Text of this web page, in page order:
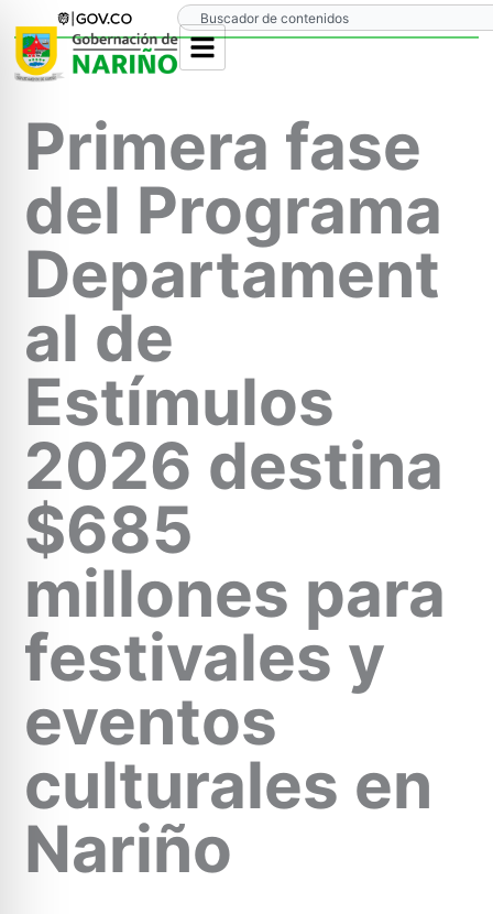
contenido
Search
Primera fase
del Programa
Departament
al de
Estímulos
2026 destina
$685
millones para
festivales y
eventos
culturales en
Nariño